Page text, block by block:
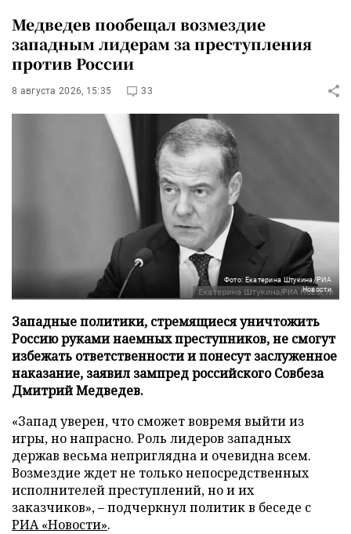
Медведев пообещал возмездие
западным лидерам за преступления
против России
8 августа 2026, 15:35 33
Фото: Екатерина Штукина/РИА
Новости
Западные политики, стремящиеся уничтожить
Россию руками наемных преступников, не смогут
избежать ответственности и понесут заслуженное
наказание, заявил зампред российского Совбеза
Дмитрий Медведев.
«Запад уверен, что сможет вовремя выйти из
игры, но напрасно. Роль лидеров западных
держав весьма неприглядна и очевидна всем.
Возмездие ждет не только непосредственных
исполнителей преступлений, но и их
заказчиков», – подчеркнул политик в беседе с
РИА «Новости».